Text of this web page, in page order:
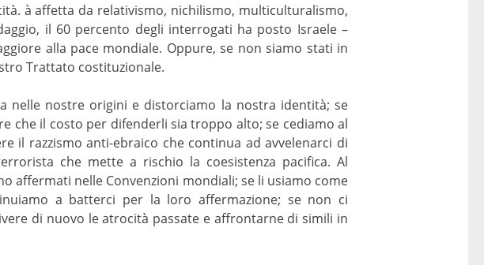
à affetta da relativismo, nichilismo, multiculturalismo,
il 60 percento degli interrogati ha posto Israele –
alla pace mondiale. Oppure, se non siamo stati in
Trattato costituzionale.
nelle nostre origini e distorciamo la nostra identità; se
che il costo per difenderli sia troppo alto; se cediamo al
il razzismo anti-ebraico che continua ad avvelenarci di
che mette a rischio la coesistenza pacifica. Al
affermati nelle Convenzioni mondiali; se li usiamo come
a batterci per la loro affermazione; se non ci
di nuovo le atrocità passate e affrontarne di simili in